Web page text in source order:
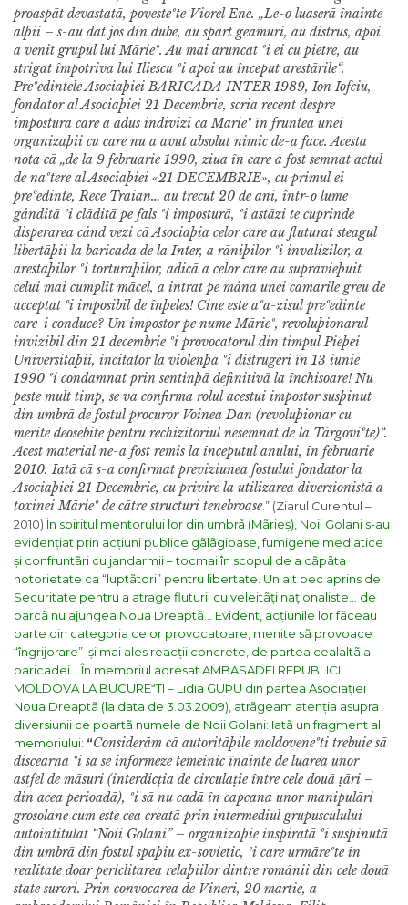
proaspãt devastatã, povesteºte Viorel Ene. „Le-o luaserã înainte
alþii – s-au dat jos din dube, au spart geamuri, au distrus, apoi
a venit grupul lui Mãrieº. Au mai aruncat ºi ei cu pietre, au
strigat împotriva lui Iliescu ºi apoi au început arestãrile“.
Preºedintele Asociaþiei BARICADA INTER 1989, Ion Iofciu,
fondator al Asociaþiei 21 Decembrie, scria recent despre
impostura care a adus indivizi ca Mãrieº în fruntea unei
organizaþii cu care nu a avut absolut nimic de-a face. Acesta
nota cã „de la 9 februarie 1990, ziua în care a fost semnat actul
de naºtere al Asociaþiei «21 DECEMBRIE», cu primul ei
preºedinte, Rece Traian… au trecut 20 de ani, într-o lume
gånditã ºi clãditã pe fals ºi imposturã, ºi astãzi te cuprinde
disperarea cånd vezi cã Asociaþia celor care au fluturat steagul
libertãþii la baricada de la Inter, a rãniþilor ºi invalizilor, a
arestaþilor ºi torturaþilor, adicã a celor care au supravieþuit
celui mai cumplit mãcel, a intrat pe måna unei camarile greu de
acceptat ºi imposibil de înþeles! Cine este aºa-zisul preºedinte
care-i conduce? Un impostor pe nume Mãrieº, revoluþionarul
invizibil din 21 decembrie ºi provocatorul din timpul Pieþei
Universitãþii, incitator la violenþã ºi distrugeri în 13 iunie
1990 ºi condamnat prin sentinþã definitivã la închisoare! Nu
peste mult timp, se va confirma rolul acestui impostor susþinut
din umbrã de fostul procuror Voinea Dan (revoluþionar cu
merite deosebite pentru rechizitoriul nesemnat de la Tårgoviºte)“.
Acest material ne-a fost remis la începutul anului, în februarie
2010. Iatã cã s-a confirmat previziunea fostului fondator la
Asociaþiei 21 Decembrie, cu privire la utilizarea diversionistã a
toxinei Mãrieº de cãtre structuri tenebroase.” (Ziarul Curentul –
2010)În spiritul mentorului lor din umbrã (Mãrieș), Noii Golani s-au
evidențiat prin acțiuni publice gãlãgioase, fumigene mediatice
și confruntãri cu jandarmii – tocmai în scopul de a cãpãta
notorietate ca “luptãtori” pentru libertate. Un alt bec aprins de
Securitate pentru a atrage fluturii cu veleitãți naționaliste… de
parcã nu ajungea Noua Dreaptã…
Evident, acțiunile lor fãceau
parte din categoria celor provocatoare, menite sã provoace
“îngrijorare” și mai ales reacții concrete, de partea cealaltã a
baricadei…
În memoriul adresat AMBASADEI REPUBLICII
MOLDOVA LA BUCUREªTI – Lidia GUÞU din partea Asociației
Noua Dreaptã (la data de 3.03.2009), atrãgeam atenția asupra
diversiunii ce poartã numele de Noii Golani: Iatã un fragment al
memoriului: “Considerãm cã autoritãþile moldoveneºti trebuie sã
discearnã ºi sã se informeze temeinic înainte de luarea unor
astfel de mãsuri (interdicția de circulație între cele douã țãri –
din acea perioadã), ºi sã nu cadã în capcana unor manipulãri
grosolane cum este cea creatã prin intermediul grupusculului
autointitulat “Noii Golani” – organizaþie inspiratã ºi susþinutã
din umbrã din fostul spaþiu ex-sovietic, ºi care urmãreºte în
realitate doar periclitarea relaþiilor dintre românii din cele douã
state surori. Prin convocarea de Vineri, 20 martie, a